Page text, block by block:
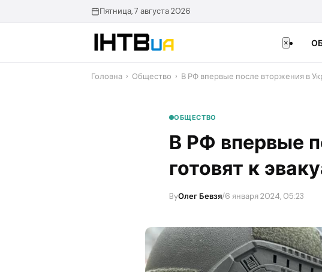
Пятница, 7 августа 2026
×
Головна › Общество › ​В РФ впервые после вторжения в
ОБЩЕСТВО
​В РФ впервые
готовят к
ByОлег Бевзя/6 января 2024, 05:23